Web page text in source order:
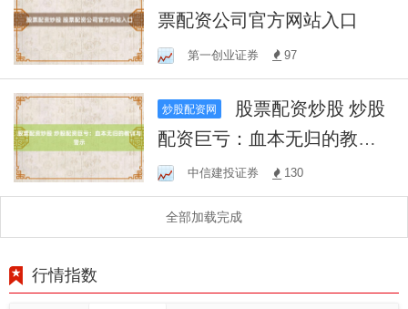
票配资公司官方网站入口
第一创业证券 97
炒股配资网
配资巨亏：血本无归的教训
与警示中信建投证券 130
全部加载完成
行情指数